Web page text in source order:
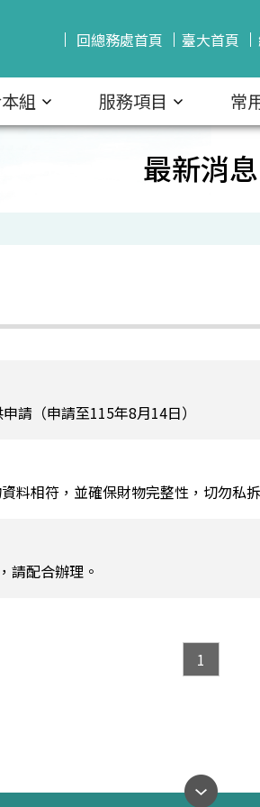
回總務處首頁
臺大首頁
組 服務項目 常
最新消息
請（申請至115年8月14日）
料相符，並確保財物完整性，切勿私
請配合辦理。
1